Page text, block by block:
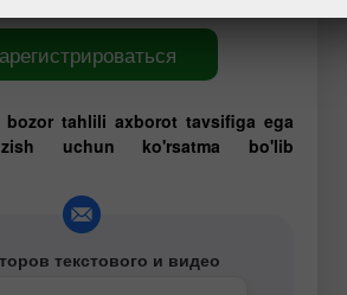
bozor tahlili axborot tavsifiga ega
uchun ko'rsatma bo'lib
текстового и видео